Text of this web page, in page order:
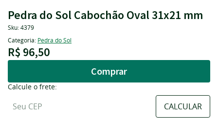
Pedra do Sol Cabochão Oval 31x21 mm
Sku:4379
Categoria: Pedra do Sol
R$ 96,50
Comprar
Calcule o frete: